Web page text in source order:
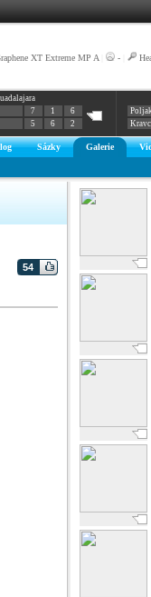
XT Extreme MP A -
7 1
6
5 6 2
Sázky Galerie
54